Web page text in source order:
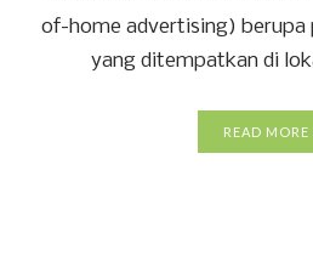
of-home advertising) berupa
yang ditempatkan di
READ MORE